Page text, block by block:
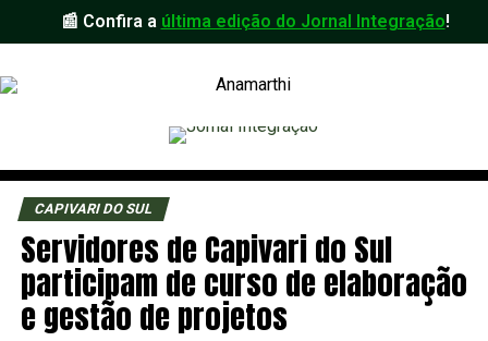
📰 Confira a última edição do Jornal Integração!
CAPIVARI DO SUL
Servidores de Capivari do Sul
participam de curso de elaboração
e gestão de projetos